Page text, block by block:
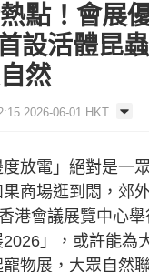
點！會展
設活體昆
然
2026-06-01 HKT
放電」絕對是一
商場逛到悶，郊
港會議展覽中心
2026」，或許能為
物展，大眾自然